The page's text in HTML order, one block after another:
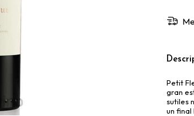
Petit
gran
sutiles
un final